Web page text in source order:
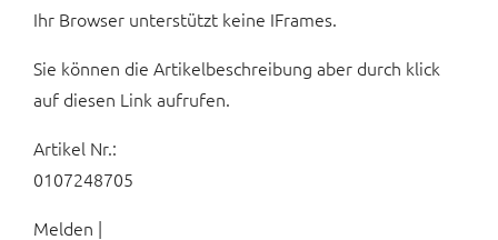
Ihr Browser unterstützt keine IFrames.
Sie können die Artikelbeschreibung aber durch klick
auf diesen Link aufrufen.
Artikel Nr.:
0107248705
Melden |